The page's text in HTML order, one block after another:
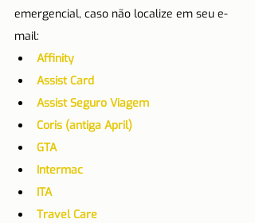
emergencial, caso não localize em seu e-
mail:
Affinity
Assist Card
Assist Seguro Viagem
Coris (antiga April)
GTA
Intermac
ITA
Travel Care